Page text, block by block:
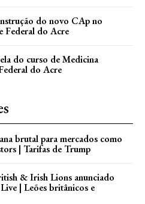
do novo CAp no
Federal do Acre
do curso de Medicina
do Acre
brutal para mercados como
| Tarifas de Trump
& Irish Lions anunciado
| Leões britânicos e